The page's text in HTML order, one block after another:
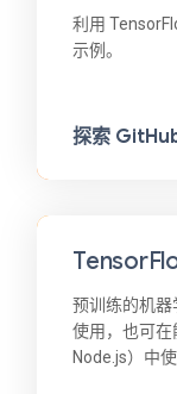
利用
示例。
探索
预训练的机
使用，也可
Node.js）中使